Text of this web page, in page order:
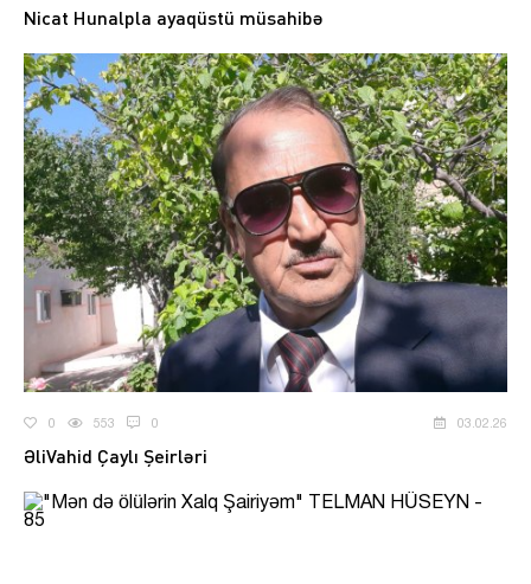
Nicat Hunalpla ayaqüstü müsahibə
0 553 0 03.02.26
ƏliVahid Çaylı Şeirləri